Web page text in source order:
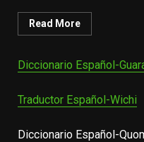
Read More
Diccionario Español-
Traductor Español-Wichi
Diccionario Español-